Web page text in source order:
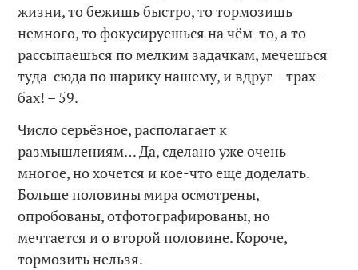
жизни, то бежишь быстро, то тормозишь
немного, то фокусируешься на чём-то, а то
рассыпаешься по мелким задачкам, мечешься
туда-сюда по шарику нашему, и вдруг – трах-
бах! – 59.
Число серьёзное, располагает к
размышлениям… Да, сделано уже очень
многое, но хочется и кое-что еще доделать.
Больше половины мира осмотрены,
опробованы, отфотографированы, но
мечтается и о второй половине. Короче,
тормозить нельзя.